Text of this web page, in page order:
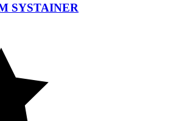
SYSTAINER